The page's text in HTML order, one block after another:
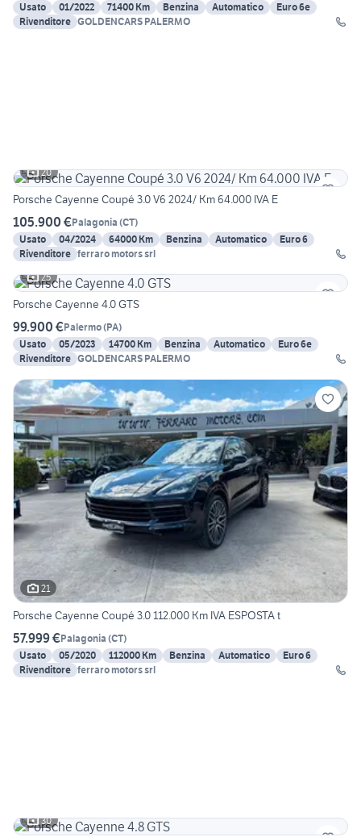
Usato
01/2022 71400 Km Benzina Automatico
Euro 6e
Rivenditore GOLDENCARS PALERMO
20
Porsche Cayenne Coupé 3.0 V6 2024/ Km 64.000 IVA E
105.900 €Palagonia (CT)
Usato
04/2024 64000 Km Benzina Automatico
Euro 6
Rivenditore ferraro motors srl
25
Porsche Cayenne 4.0 GTS
99.900 €Palermo(PA)
Usato
05/2023 14700 Km Benzina Automatico
Euro 6e
Rivenditore GOLDENCARS PALERMO
21
Porsche Cayenne Coupé 3.0 112.000 Km IVA ESPOSTA t
57.999 €Palagonia (CT)
Usato
05/2020 112000 Km Benzina Automatico
Euro 6
Rivenditore ferraro motors srl
30